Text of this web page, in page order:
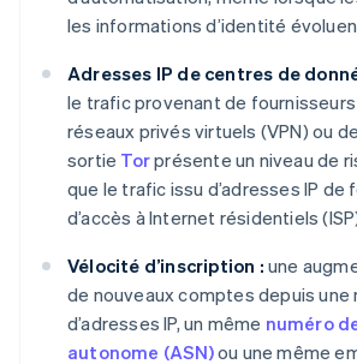
les informations d’identité
Adresses IP de centres de
le trafic provenant de
réseaux privés virtuels (VPN) ou
sortie Torprésente un niveau de
que le trafic issu d’adresses IP de
d’accès à Internet résidentiels
Vélocité d’inscription : une
de nouveaux comptes depuis une
d’adresses IP, un même numéro
autonome (ASN)ou une même